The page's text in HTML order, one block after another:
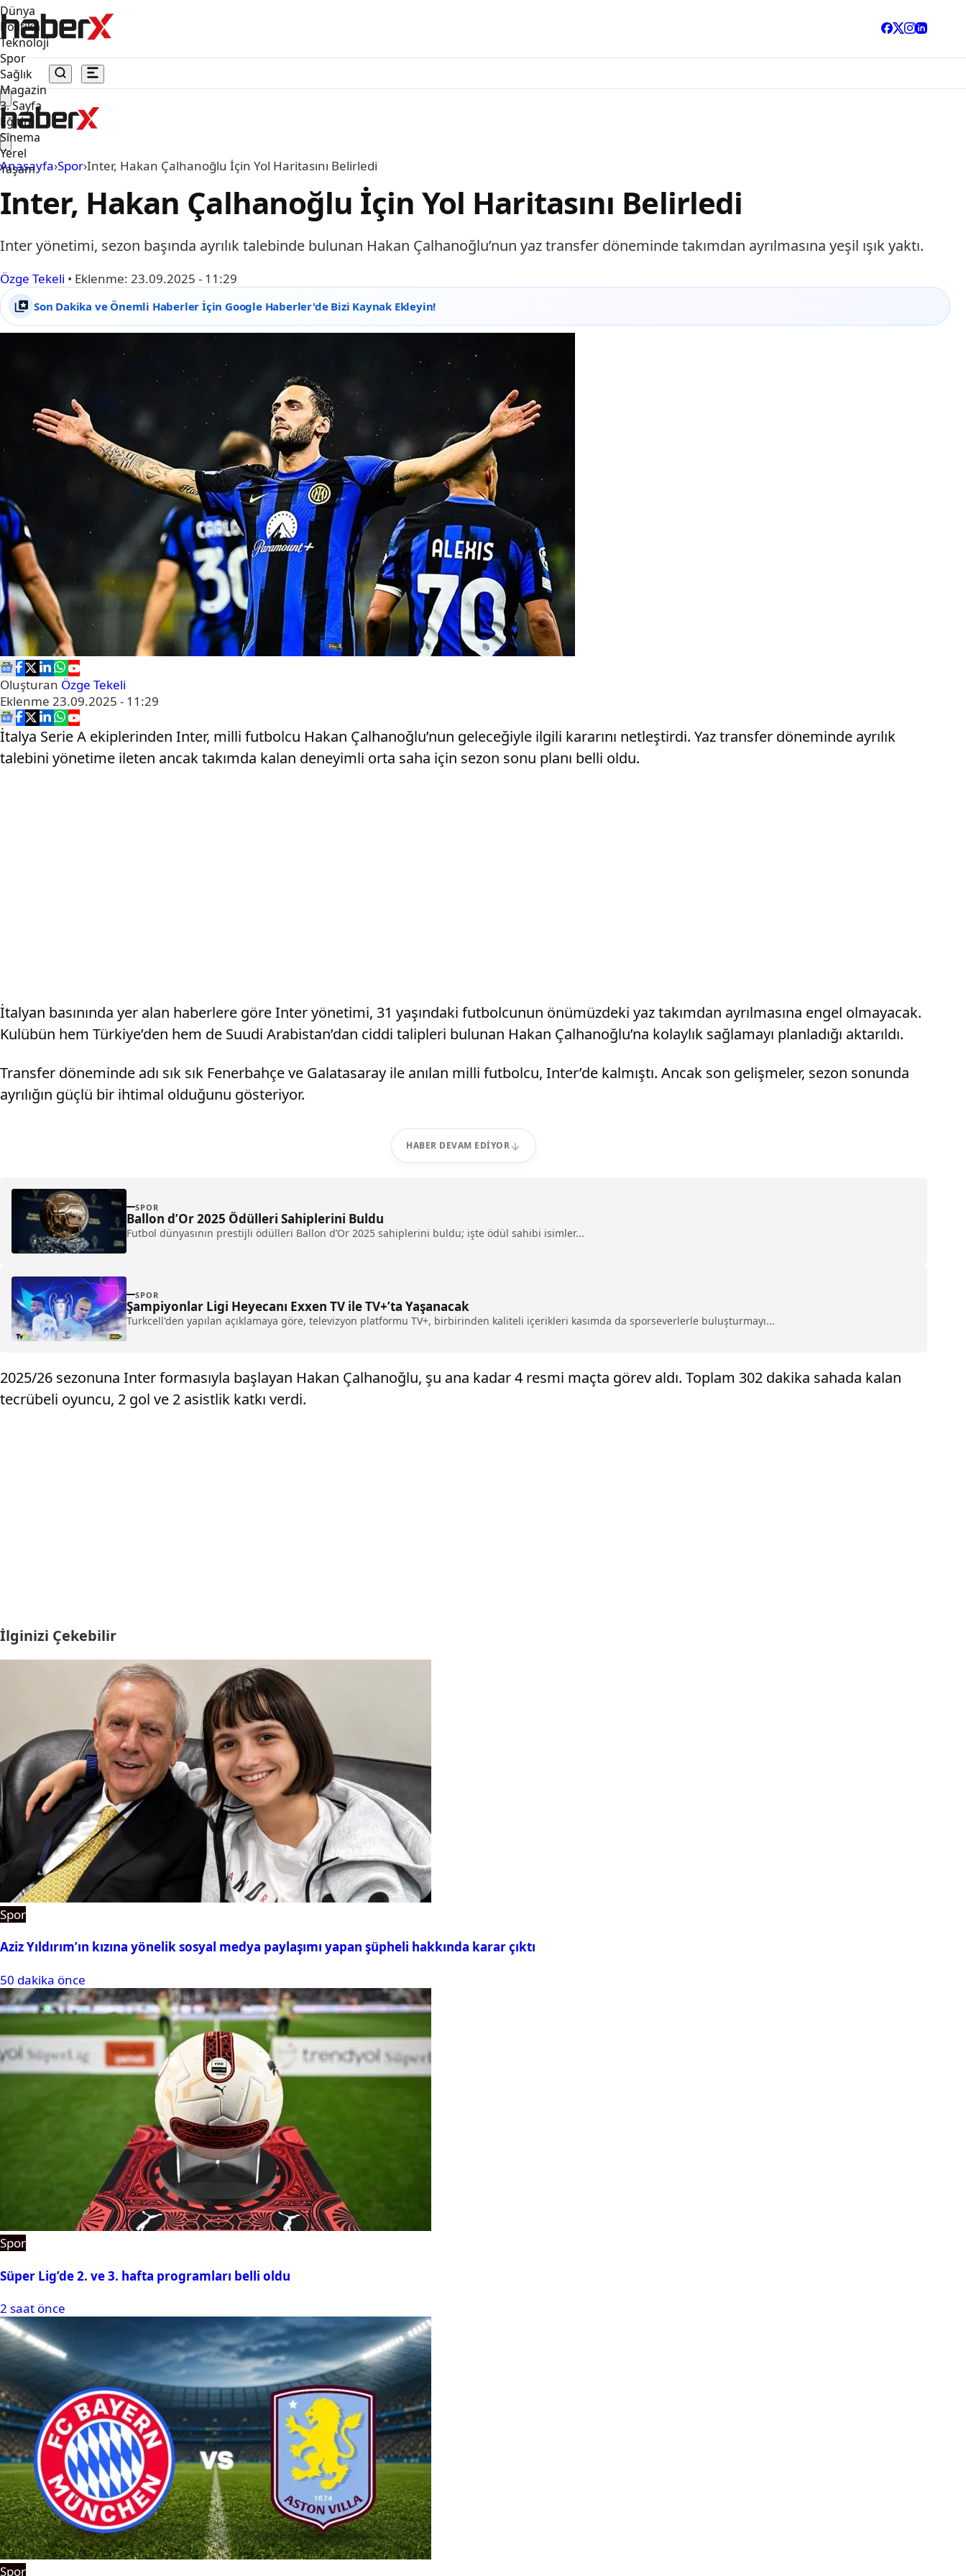
Dünya
Politika
Teknoloji
Spor
Sağlık
Magazin
3. Sayfa
Eğitim
Sinema
Yerel
Yaşam
Anasayfa›Spor›Inter, Hakan Çalhanoğlu İçin Yol Haritasını Belirledi
Inter, Hakan Çalhanoğlu İçin Yol Haritasını Belirledi
Inter yönetimi, sezon başında ayrılık talebinde bulunan Hakan Çalhanoğlu’nun yaz transfer döneminde takımdan ayrılmasına yeşil ışık yaktı.
Özge Tekeli • Eklenme: 23.09.2025 - 11:29
Son Dakika ve Önemli Haberler İçin Google Haberler'de Bizi Kaynak Ekleyin!
Oluşturan Özge Tekeli
Eklenme 23.09.2025 - 11:29
İtalya Serie A ekiplerinden Inter, milli futbolcu Hakan Çalhanoğlu’nun geleceğiyle ilgili kararını netleştirdi. Yaz transfer döneminde ayrılık
talebini yönetime ileten ancak takımda kalan deneyimli orta saha için sezon sonu planı belli oldu.
İtalyan basınında yer alan haberlere göre Inter yönetimi, 31 yaşındaki futbolcunun önümüzdeki yaz takımdan ayrılmasına engel olmayacak.
Kulübün hem Türkiye’den hem de Suudi Arabistan’dan ciddi talipleri bulunan Hakan Çalhanoğlu’na kolaylık sağlamayı planladığı aktarıldı.
Transfer döneminde adı sık sık Fenerbahçe ve Galatasaray ile anılan milli futbolcu, Inter’de kalmıştı. Ancak son gelişmeler, sezon sonunda
ayrılığın güçlü bir ihtimal olduğunu gösteriyor.
HABER DEVAM EDIYOR
SPOR
Ballon d’Or 2025 Ödülleri Sahiplerini Buldu
Futbol dünyasının prestijli ödülleri Ballon d’Or 2025 sahiplerini buldu; işte ödül sahibi isimler...
SPOR
Şampiyonlar Ligi Heyecanı Exxen TV ile TV+’ta Yaşanacak
Turkcell'den yapılan açıklamaya göre, televizyon platformu TV+, birbirinden kaliteli içerikleri kasımda da sporseverlerle buluşturmayı...
2025/26 sezonuna Inter formasıyla başlayan Hakan Çalhanoğlu, şu ana kadar 4 resmi maçta görev aldı. Toplam 302 dakika sahada kalan
tecrübeli oyuncu, 2 gol ve 2 asistlik katkı verdi.
İlginizi Çekebilir
Spor
Aziz Yıldırım’ın kızına yönelik sosyal medya paylaşımı yapan şüpheli hakkında karar çıktı
50 dakika önce
Spor
Süper Lig’de 2. ve 3. hafta programları belli oldu
2 saat önce
Spor